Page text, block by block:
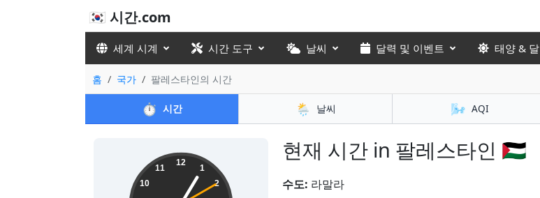
🇰🇷 시간.com
세계 시계 시간 도구 날씨 달력 및 이벤트 태양 & 달
홈 국가 팔레스타인의 시간
⏱️ 시간 🌦️ 날씨 🌬️ AQI
현재 시간 in 팔레스타인 🇵🇸
12
1
2
10
11
수도: 라말라